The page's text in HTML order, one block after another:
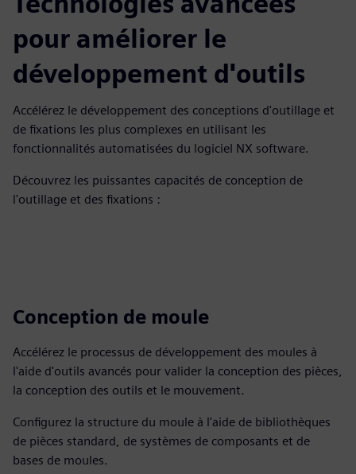
pour améliorer le
développement d'outils
Accélérez le développement des conceptions d'outillage et
de fixations les plus complexes en utilisant les
fonctionnalités automatisées du logiciel NX software.
Découvrez les puissantes capacités de conception de
l'outillage et des fixations :
Conception de moule
Accélérez le processus de développement des moules à
l'aide d'outils avancés pour valider la conception des pièces,
la conception des outils et le mouvement.
Configurez la structure du moule à l'aide de bibliothèques
de pièces standard, de systèmes de composants et de
bases de moules.